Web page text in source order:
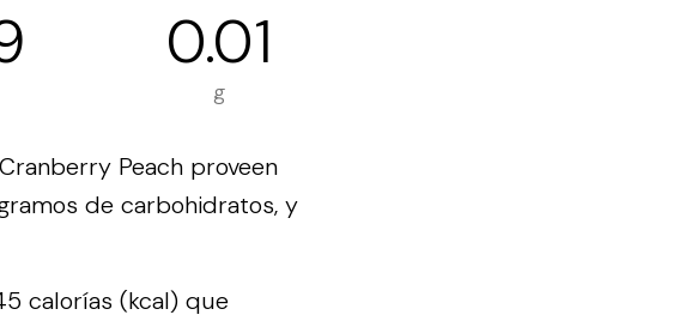
0.01
g
Peach proveen
de carbohidratos, y
calorías (kcal) que